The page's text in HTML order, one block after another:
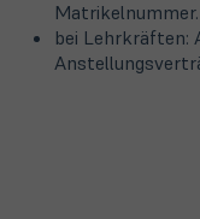
Matrikelnummer.
bei Lehrkräften: